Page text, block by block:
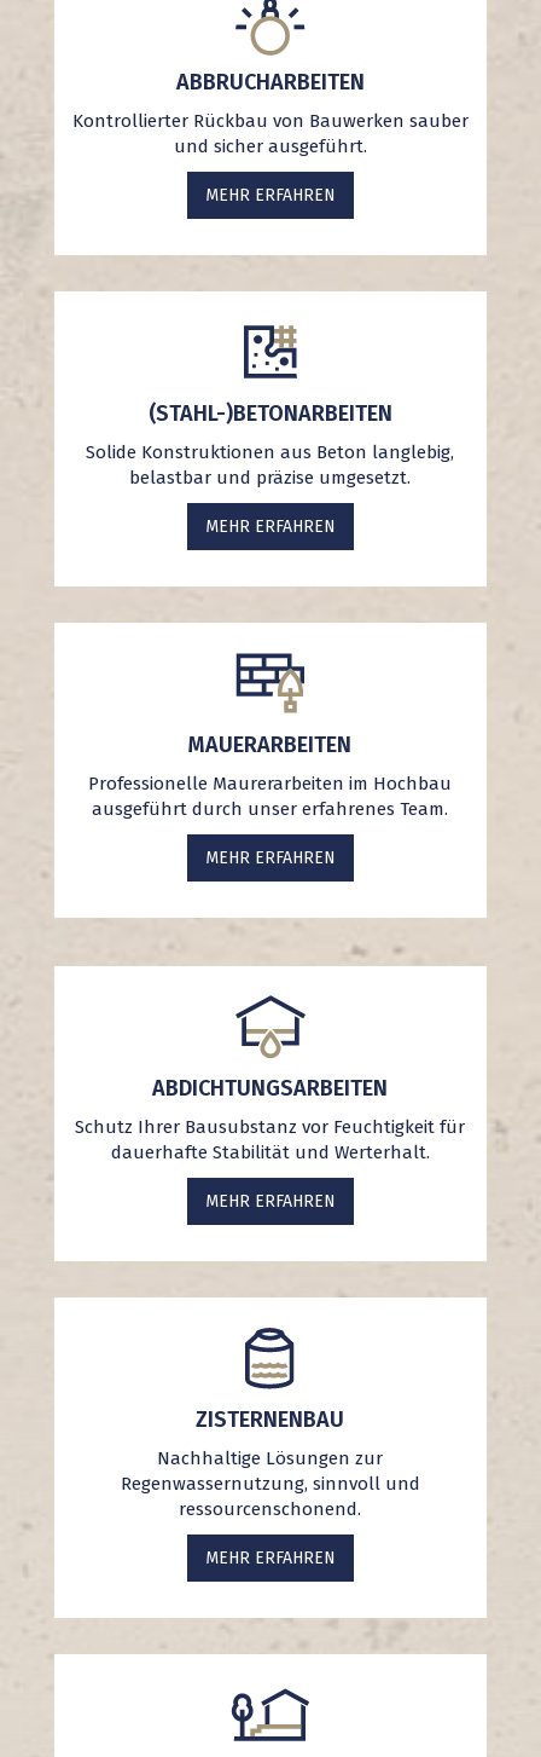
ABBRUCHARBEITEN
Kontrollierter Rückbau von Bauwerken sauber
und sicher ausgeführt.
MEHR ERFAHREN
(STAHL-)BETONARBEITEN
Solide Konstruktionen aus Beton langlebig,
belastbar und präzise umgesetzt.
MEHR ERFAHREN
MAUERARBEITEN
Professionelle Maurerarbeiten im Hochbau
ausgeführt durch unser erfahrenes Team.
MEHR ERFAHREN
ABDICHTUNGSARBEITEN
Schutz Ihrer Bausubstanz vor Feuchtigkeit für
dauerhafte Stabilität und Werterhalt.
MEHR ERFAHREN
ZISTERNENBAU
Nachhaltige Lösungen zur
Regenwassernutzung, sinnvoll und
ressourcenschonend.
MEHR ERFAHREN